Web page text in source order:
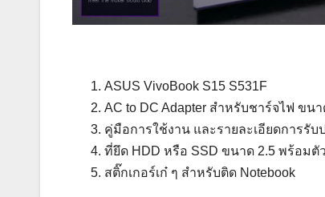
ASUS VivoBook S15 S531F
AC to DC Adapter สำหรับชาร์จไฟ ขนา
คู่มือการใช้งาน และรายละเอียดการรับ
ที่ยึด HDD หรือ SSD ขนาด 2.5 พร้อมตั
สติ๊กเกอร์เก๋ ๆ สำหรับติด Notebook